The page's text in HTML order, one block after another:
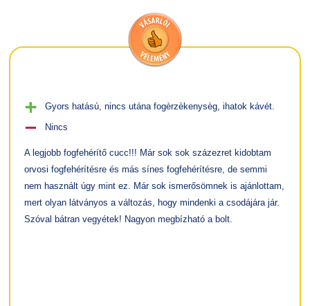
Gyors hatású, nincs utána fogèrzèkenysèg, ihatok kávét.
Nincs
A legjobb fogfehérítő cucc!!! Már sok sok százezret kidobtam
orvosi fogfehérítésre és más sínes fogfehérítésre, de semmi
nem használt úgy mint ez. Már sok ismerősömnek is ajánlottam,
mert olyan látványos a változás, hogy mindenki a csodájára jár.
Szóval bátran vegyétek! Nagyon megbízható a bolt.